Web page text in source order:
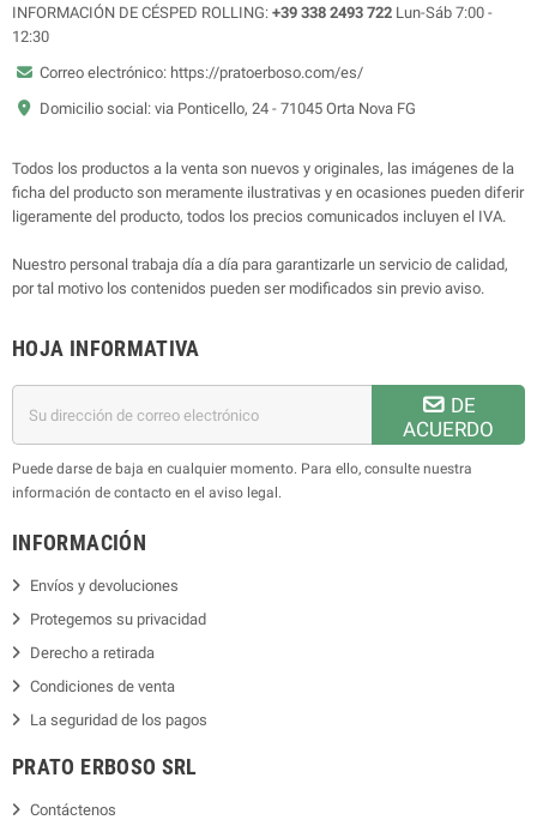
INFORMACIÓN DE CÉSPED ROLLING: +39 338 2493 722 Lun-Sáb 7:00 -
12:30
Correo electrónico: https://pratoerboso.com/es/
Domicilio social: via Ponticello, 24 - 71045 Orta Nova FG
Todos los productos a la venta son nuevos y originales, las imágenes de la
ficha del producto son meramente ilustrativas y en ocasiones pueden diferir
ligeramente del producto, todos los precios comunicados incluyen el IVA.
Nuestro personal trabaja día a día para garantizarle un servicio de calidad,
por tal motivo los contenidos pueden ser modificados sin previo aviso.
HOJA INFORMATIVA
DE
ACUERDO
Puede darse de baja en cualquier momento. Para ello, consulte nuestra
información de contacto en el aviso legal.
INFORMACIÓN
Envíos y devoluciones
Protegemos su privacidad
Derecho a retirada
Condiciones de venta
La seguridad de los pagos
PRATO ERBOSO SRL
Contáctenos